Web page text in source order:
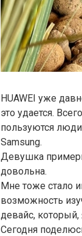
HUAWEI уже
это удается.
пользуются
Samsung.
Девушка
довольна.
Мне тоже стало
возможность
девайс,
Сегодня